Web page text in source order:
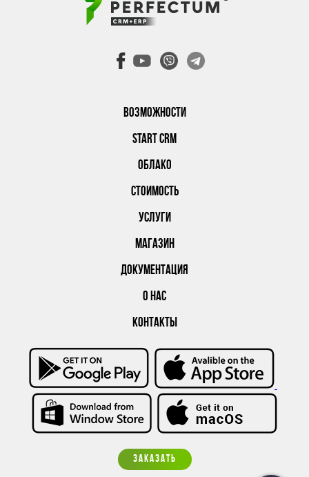
ВОЗМОЖНОСТИ
START CRM
ОБЛАКО
СТОИМОСТЬ
УСЛУГИ
МАГАЗИН
ДОКУМЕНТАЦИЯ
О НАС
КОНТАКТЫ
ЗАКАЗАТЬ